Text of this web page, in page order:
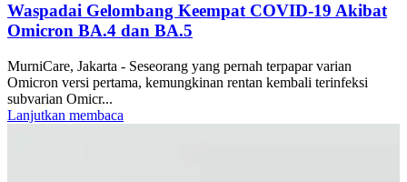
Waspadai Gelombang Keempat COVID-19 Akibat
Omicron BA.4 dan BA.5
MurniCare, Jakarta - Seseorang yang pernah terpapar varian
Omicron versi pertama, kemungkinan rentan kembali terinfeksi
subvarian Omicr...
Lanjutkan membaca